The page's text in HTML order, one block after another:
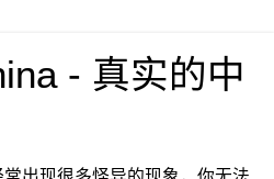
- 真实的中